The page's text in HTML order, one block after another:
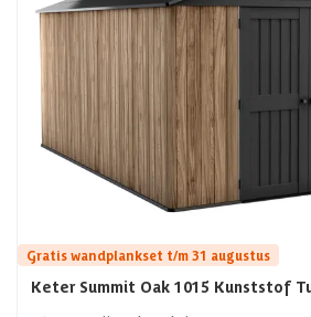
Gratis wandplankset t/m 31 augustus
Keter Summit Oak 1015 Kunststof